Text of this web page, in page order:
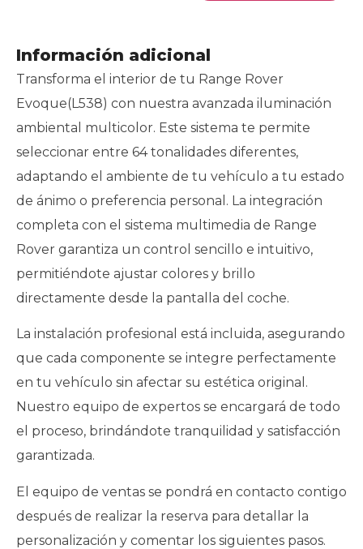
Información adicional
Transforma el interior de tu Range Rover
Evoque(L538) con nuestra avanzada iluminación
ambiental multicolor. Este sistema te permite
seleccionar entre 64 tonalidades diferentes,
adaptando el ambiente de tu vehículo a tu estado
de ánimo o preferencia personal. La integración
completa con el sistema multimedia de Range
Rover garantiza un control sencillo e intuitivo,
permitiéndote ajustar colores y brillo
directamente desde la pantalla del coche.
La instalación profesional está incluida, asegurando
que cada componente se integre perfectamente
en tu vehículo sin afectar su estética original.
Nuestro equipo de expertos se encargará de todo
el proceso, brindándote tranquilidad y satisfacción
garantizada.
El equipo de ventas se pondrá en contacto contigo
después de realizar la reserva para detallar la
personalización y comentar los siguientes pasos.